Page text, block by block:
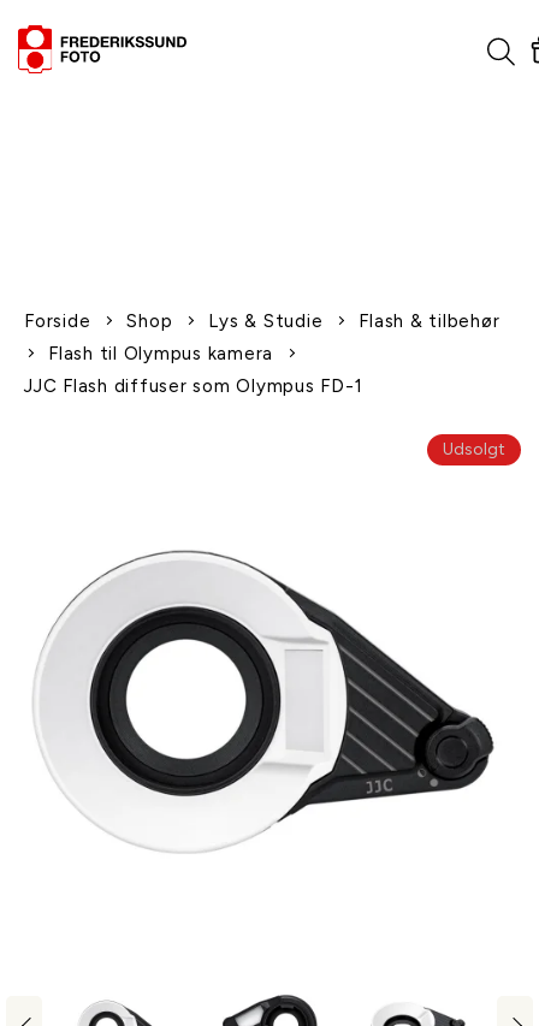
Forside Shop Lys & Studie
Flash & tilbehør
Flash til Olympus kamera
JJC Flash diffuser som Olympus FD-1
Udsolgt